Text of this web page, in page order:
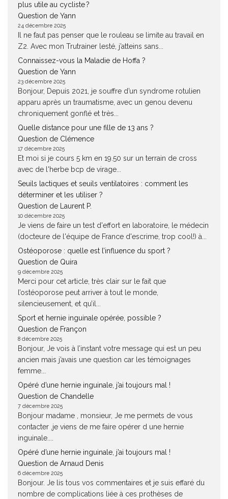
plus utile au cycliste ?
Question de Yann
24 décembre 2025
Il ne faut pas penser que le rouleau se limite au travail en
Z2. Avec mon Trutrainer lesté, j’atteins sans...
Connaissez-vous la Maladie de Hoffa ?
Question de Yann
23 décembre 2025
Bonjour, Depuis 2021, je souffre d’un syndrome rotulien
apparu après un traumatisme, avec un genou devenu
chroniquement gonflé et très...
Quelle distance pour une fille de 13 ans ?
Question de Clémence
17 décembre 2025
Et moi si je cours 5 km en 19.50 sur un terrain de cross
avec de l'herbe bcp de virage...
Seuils lactiques et seuils ventilatoires : comment les
déterminer et les utiliser ?
Question de Laurent P.
10 décembre 2025
Je viens de faire un test d'effort en laboratoire, le médecin
(docteure de l'équipe de France d'escrime, trop cool!) à...
Ostéoporose : quelle est l’influence du sport ?
Question de Quira
9 décembre 2025
Merci pour cet article, très clair sur le fait que
l’ostéoporose peut arriver à tout le monde,
silencieusement, et qu’il...
Sport et hernie inguinale opérée, possible ?
Question de Françon
8 décembre 2025
Bonjour, Je vois à l’instant votre message qui est un peu
ancien mais j’avais une question car les témoignages
femme...
Opéré d’une hernie inguinale, j’ai toujours mal !
Question de Chandelle
7 décembre 2025
Bonjour madame , monsieur, Je me permets de vous
contacter ,je viens de me faire opérer d une hernie
inguinale....
Opéré d’une hernie inguinale, j’ai toujours mal !
Question de Arnaud Denis
6 décembre 2025
Bonjour. Je lis tous vos commentaires et je suis effaré du
nombre de complications liée à ces prothèses de